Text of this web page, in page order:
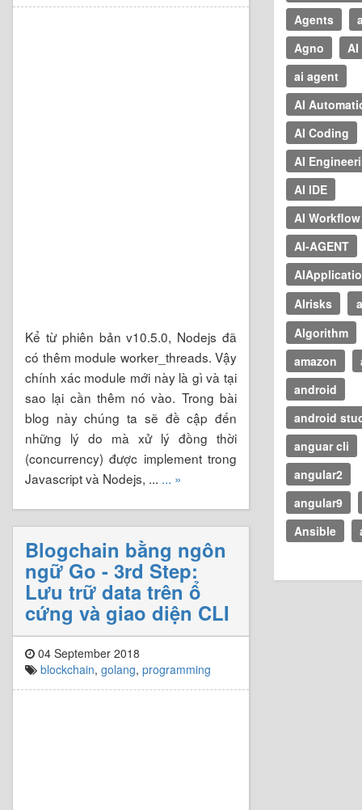
Kể từ phiên bản v10.5.0, Nodejs đã
có thêm module worker_threads. Vậy
chính xác module mới này là gì và tại
sao lại cần thêm nó vào. Trong bài
blog này chúng ta sẽ đề cập đến
những lý do mà xử lý đồng thời
(concurrency) được implement trong
Javascript và Nodejs, ... ... »
Blogchain bằng ngôn
ngữ Go - 3rd Step:
Lưu trữ data trên ổ
cứng và giao diện CLI
04 September 2018
blockchain, golang, programming
Agents
Agno
AI
ai agent
AI
AI Coding
AI
AI IDE
AI Workflow
AI-AGENT
AIrisks
Algorithm
amazon
android
android
anguar cli
angular2
angular9
Ansible